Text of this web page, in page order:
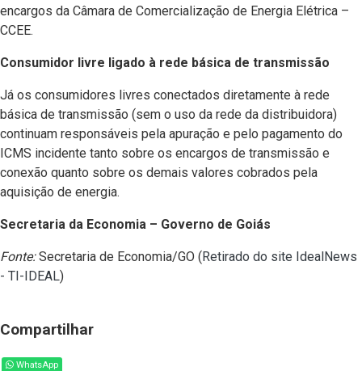
encargos da Câmara de Comercialização de Energia Elétrica –
CCEE.
Consumidor livre ligado à rede básica de transmissão
Já os consumidores livres conectados diretamente à rede
básica de transmissão (sem o uso da rede da distribuidora)
continuam responsáveis pela apuração e pelo pagamento do
ICMS incidente tanto sobre os encargos de transmissão e
conexão quanto sobre os demais valores cobrados pela
aquisição de energia.
Secretaria da Economia – Governo de Goiás
Fonte:Secretaria de Economia/GO (Retirado do site IdealNews
- TI-IDEAL)
Compartilhar
WhatsApp